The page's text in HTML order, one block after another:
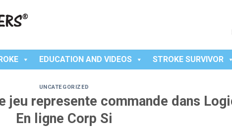
EDUCATION AND VIDEOS STROKE SURVIVOR
UNCATEGORIZED
jeu represente commande dans
En ligne Corp Si